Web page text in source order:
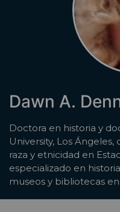
Dawn A.
Doctora en historia y
University, Los
raza y etnicidad en
especializado en
museos y bibliotecas